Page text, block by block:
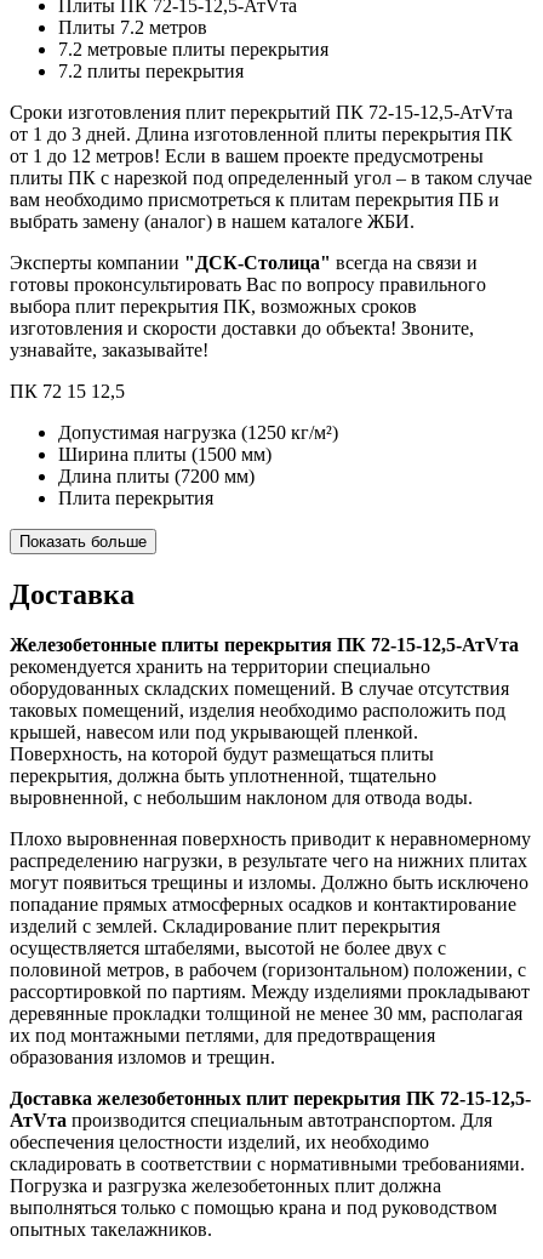
Плиты ПК 72-15-12,5-АтVта
Плиты 7.2 метров
7.2 метровые плиты перекрытия
7.2 плиты перекрытия
Сроки изготовления плит перекрытий ПК 72-15-12,5-АтVта
от 1 до 3 дней. Длина изготовленной плиты перекрытия ПК
от 1 до 12 метров! Если в вашем проекте предусмотрены
плиты ПК с нарезкой под определенный угол – в таком случае
вам необходимо присмотреться к плитам перекрытия ПБ и
выбрать замену (аналог) в нашем каталоге ЖБИ.
Эксперты компании "ДСК-Столица" всегда на связи и
готовы проконсультировать Вас по вопросу правильного
выбора плит перекрытия ПК, возможных сроков
изготовления и скорости доставки до объекта! Звоните,
узнавайте, заказывайте!
ПК 72 15 12,5
Допустимая нагрузка (1250 кг/м²)
Ширина плиты (1500 мм)
Длина плиты (7200 мм)
Плита перекрытия
Показать больше
Доставка
Железобетонные плиты перекрытия ПК 72-15-12,5-АтVта
рекомендуется хранить на территории специально
оборудованных складских помещений. В случае отсутствия
таковых помещений, изделия необходимо расположить под
крышей, навесом или под укрывающей пленкой.
Поверхность, на которой будут размещаться плиты
перекрытия, должна быть уплотненной, тщательно
выровненной, с небольшим наклоном для отвода воды.
Плохо выровненная поверхность приводит к неравномерному
распределению нагрузки, в результате чего на нижних плитах
могут появиться трещины и изломы. Должно быть исключено
попадание прямых атмосферных осадков и контактирование
изделий с землей. Складирование плит перекрытия
осуществляется штабелями, высотой не более двух с
половиной метров, в рабочем (горизонтальном) положении, с
рассортировкой по партиям. Между изделиями прокладывают
деревянные прокладки толщиной не менее 30 мм, располагая
их под монтажными петлями, для предотвращения
образования изломов и трещин.
Доставка железобетонных плит перекрытия ПК 72-15-12,5-
АтVта производится специальным автотранспортом. Для
обеспечения целостности изделий, их необходимо
складировать в соответствии с нормативными требованиями.
Погрузка и разгрузка железобетонных плит должна
выполняться только с помощью крана и под руководством
опытных такелажников.